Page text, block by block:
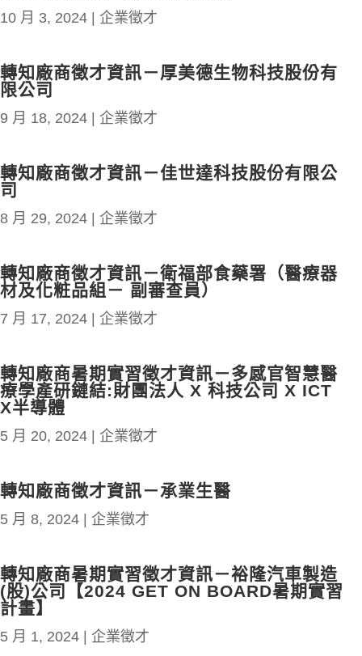
10 月 3, 2024 企業徵才
轉知廠商徵才資訊－厚美德生物科技股份有
限公司
9 月 18, 2024 企業徵才
轉知廠商徵才資訊－佳世達科技股份有限公
司
8 月 29, 2024 企業徵才
轉知廠商徵才資訊－衛福部食藥署（醫療器
材及化粧品組－ 副審查員）
7 月 17, 2024 企業徵才
轉知廠商暑期實習徵才資訊－多感官智慧醫
療學產研鏈結:財團法人 X 科技公司 X ICT
X半導體
5 月 20, 2024 企業徵才
轉知廠商徵才資訊－承業生醫
5 月 8, 2024 企業徵才
轉知廠商暑期實習徵才資訊－裕隆汽車製造
(股)公司【2024 GET ON BOARD暑期實習
計畫】
5 月 1, 2024 企業徵才